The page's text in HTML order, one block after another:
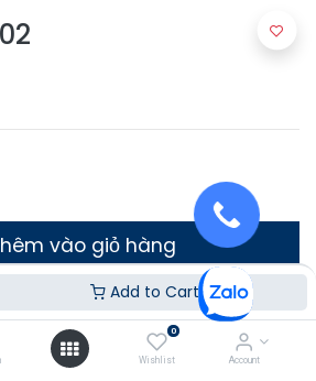
Add to Cart
0
Wishlist Account
vào giỏ hàng